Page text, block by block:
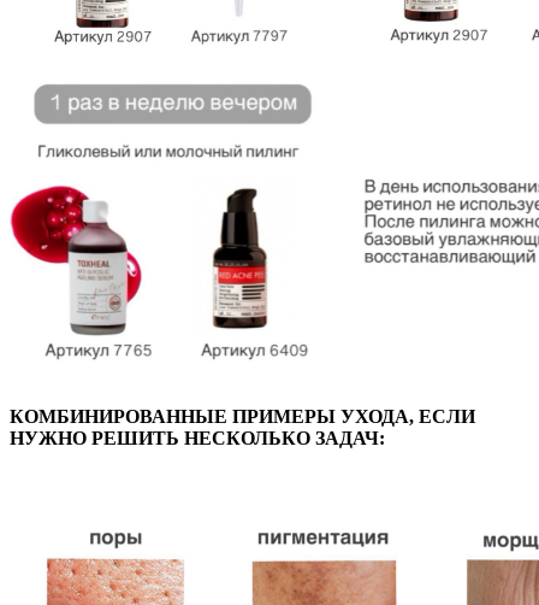
КОМБИНИРОВАННЫЕ ПРИМЕРЫ УХОДА, ЕСЛИ
НУЖНО РЕШИТЬ НЕСКОЛЬКО ЗАДАЧ: